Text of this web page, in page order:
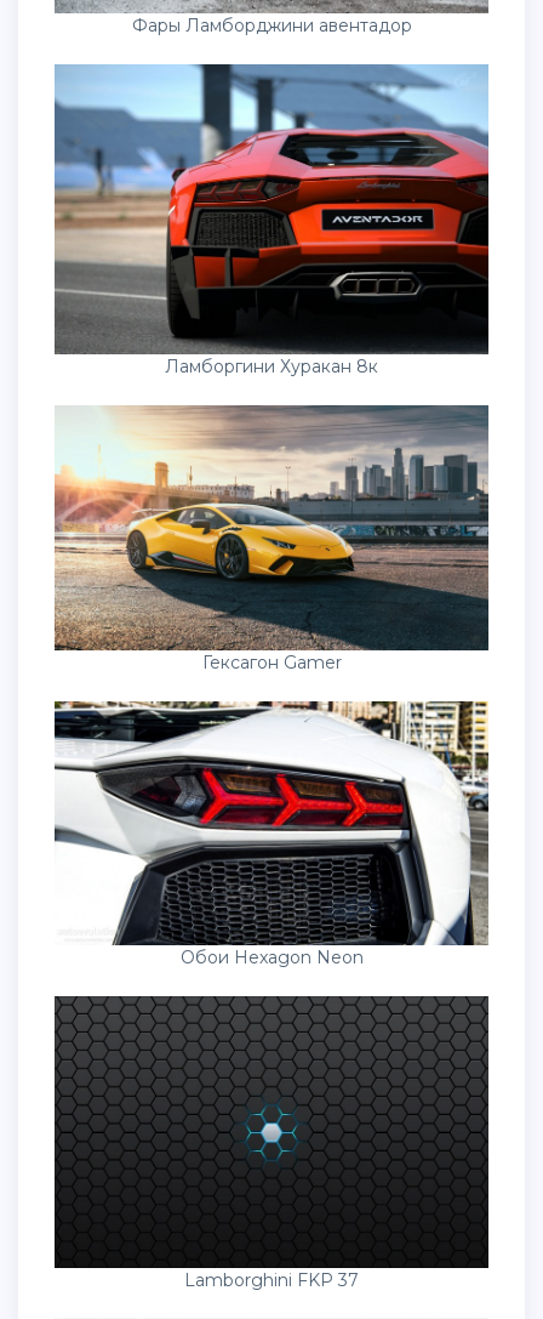
Фары Ламборджини авентадор
Ламборгини Хуракан 8к
Гексагон Gamer
Обои Hexagon Neon
Lamborghini FKP 37